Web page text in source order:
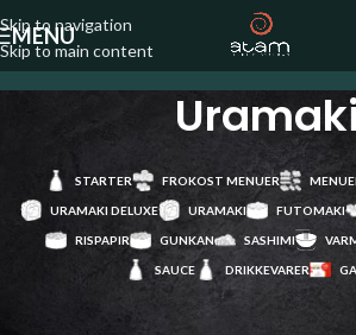
Skip to navigation
Skip to main content
MENU
Uramaki
STARTER FROKOST MENUER
URAMAKI DELUXE URAMAKI FUTOMAKI
RISPAPIR GUNKAN SASHIMI
SAUCE DRIKKEVARER